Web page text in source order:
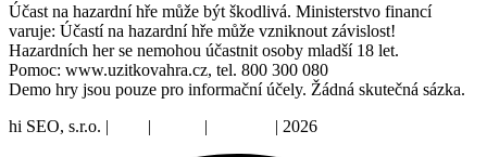
Účast na hazardní hře může být škodlivá. Ministerstvo financí
varuje: Účastí na hazardní hře může vzniknout závislost!
Hazardních her se nemohou účastnit osoby mladší 18 let.
Pomoc: www.uzitkovahra.cz, tel. 800 300 080
Demo hry jsou pouze pro informační účely. Žádná skutečná sázka.
hi SEO, s.r.o. |
| | | 2026